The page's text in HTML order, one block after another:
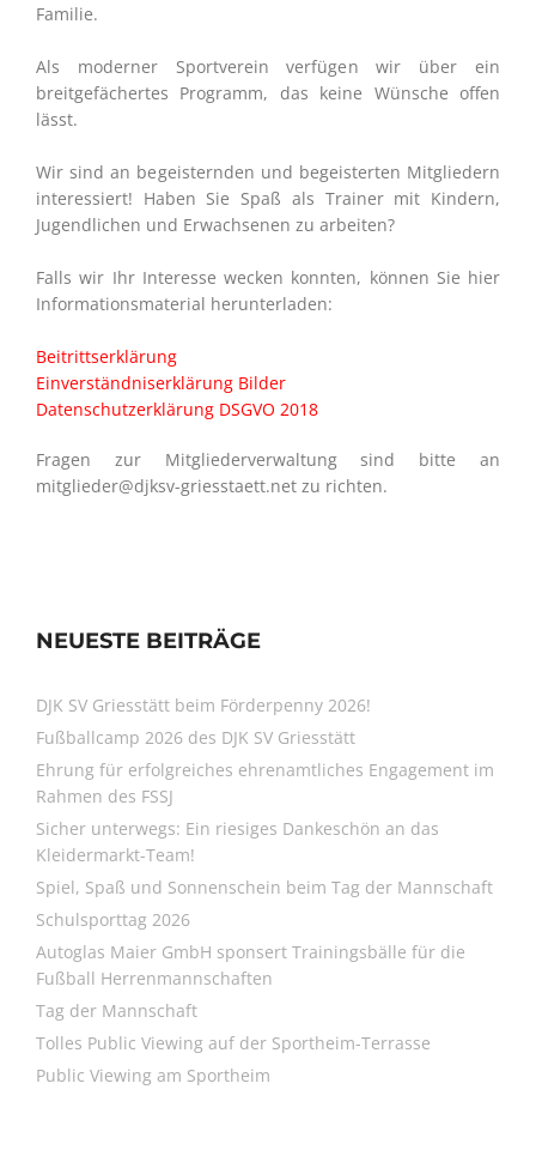
Familie.
Als moderner Sportverein verfügen wir über ein
breitgefächertes Programm, das keine Wünsche offen
lässt.
Wir sind an begeisternden und begeisterten Mitgliedern
interessiert! Haben Sie Spaß als Trainer mit Kindern,
Jugendlichen und Erwachsenen zu arbeiten?
Falls wir Ihr Interesse wecken konnten, können Sie hier
Informationsmaterial herunterladen:
Beitrittserklärung
Einverständniserklärung Bilder
Datenschutzerklärung DSGVO 2018
Fragen zur Mitgliederverwaltung sind bitte an
mitglieder@djksv-griesstaett.net zu richten.
NEUESTE BEITRÄGE
DJK SV Griesstätt beim Förderpenny 2026!
Fußballcamp 2026 des DJK SV Griesstätt
Ehrung für erfolgreiches ehrenamtliches Engagement im
Rahmen des FSSJ
Sicher unterwegs: Ein riesiges Dankeschön an das
Kleidermarkt-Team!
Spiel, Spaß und Sonnenschein beim Tag der Mannschaft
Schulsporttag 2026
Autoglas Maier GmbH sponsert Trainingsbälle für die
Fußball Herrenmannschaften
Tag der Mannschaft
Tolles Public Viewing auf der Sportheim-Terrasse
Public Viewing am Sportheim